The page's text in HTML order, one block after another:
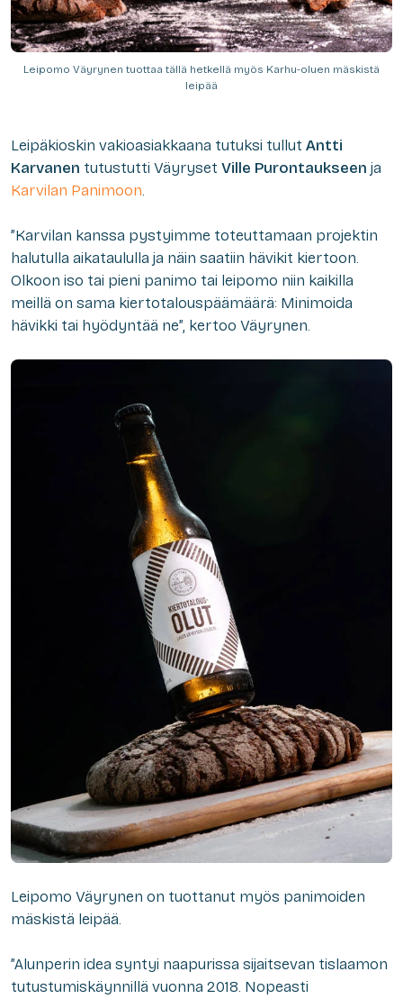
Leipomo Väyrynen tuottaa tällä hetkellä myös Karhu-oluen mäskistä
leipää
Leipäkioskin vakioasiakkaana tutuksi tullut Antti
Karvanen tutustutti Väyryset Ville Purontaukseen ja
Karvilan Panimoon.
”Karvilan kanssa pystyimme toteuttamaan projektin
halutulla aikataululla ja näin saatiin hävikit kiertoon.
Olkoon iso tai pieni panimo tai leipomo niin kaikilla
meillä on sama kiertotalouspäämäärä: Minimoida
hävikki tai hyödyntää ne”, kertoo Väyrynen.
Leipomo Väyrynen on tuottanut myös panimoiden
mäskistä leipää.
”Alunperin idea syntyi naapurissa sijaitsevan tislaamon
tutustumiskäynnillä vuonna 2018. Nopeasti